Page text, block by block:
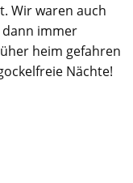
Wir waren auch
dann immer
heim gefahren
Nächte!